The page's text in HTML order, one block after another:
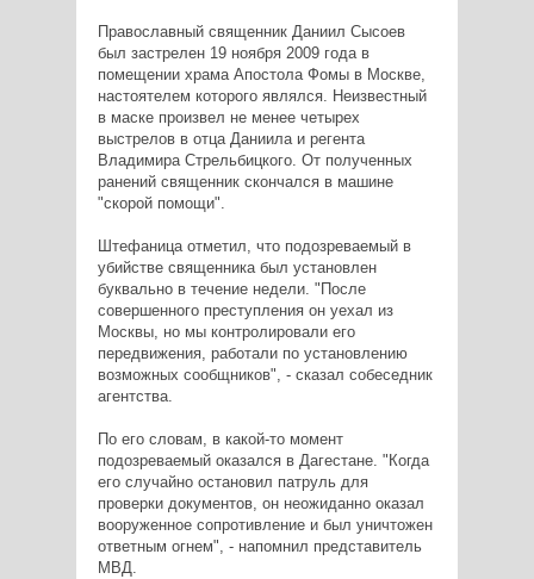
Православный священник Даниил Сысоев
был застрелен 19 ноября 2009 года в
помещении храма Апостола Фомы в Москве,
настоятелем которого являлся. Неизвестный
в маске произвел не менее четырех
выстрелов в отца Даниила и регента
Владимира Стрельбицкого. От полученных
ранений священник скончался в машине
"скорой помощи".
Штефаница отметил, что подозреваемый в
убийстве священника был установлен
буквально в течение недели. "После
совершенного преступления он уехал из
Москвы, но мы контролировали его
передвижения, работали по установлению
возможных сообщников", - сказал собеседник
агентства.
По его словам, в какой-то момент
подозреваемый оказался в Дагестане. "Когда
его случайно остановил патруль для
проверки документов, он неожиданно оказал
вооруженное сопротивление и был уничтожен
ответным огнем", - напомнил представитель
МВД.